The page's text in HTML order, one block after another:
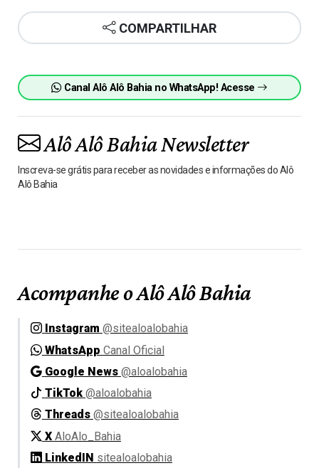
COMPARTILHAR
Canal Alô Alô Bahia no WhatsApp! Acesse
Alô Alô Bahia Newsletter
Inscreva-se grátis para receber as novidades e informações do Alô
Alô Bahia
Acompanhe o Alô Alô Bahia
Instagram @sitealoalobahia
WhatsApp Canal Oficial
Google News @aloalobahia
TikTok @aloalobahia
Threads @sitealoalobahia
X AloAlo_Bahia
LinkedIN sitealoalobahia